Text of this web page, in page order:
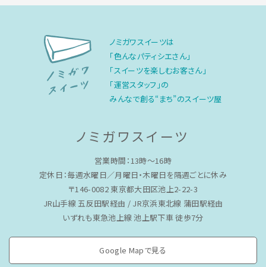
ノミガワスイーツは
「色んなパティシエさん」
「スイーツを楽しむお客さん」
「運営スタッフ」の
みんなで創る“まち”のスイーツ屋
ノミガワスイーツ
営業時間：13時〜16時
定休日：毎週水曜日／月曜日・木曜日を隔週ごとに休み
〒146-0082 東京都大田区池上2-22-3
JR山手線 五反田駅経由 / JR京浜東北線 蒲田駅経由
いずれも東急池上線 池上駅下車 徒歩7分
Google Mapで見る